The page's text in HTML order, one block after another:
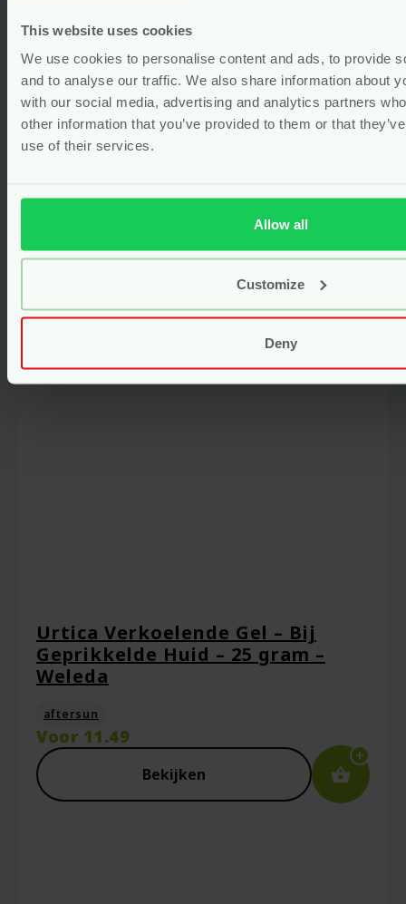
This website uses cookies
We use cookies to personalise content and ads, to provide
and to analyse our traffic. We also share information about
with our social media, advertising and analytics partners
other information that you’ve provided to them or that
use of their services.
Allow all
Customize
Deny
Zonnebrand Lotion SPF 30 – 500
nieuw vegan
Oorspronkelijke
was:
30.55
Huidige
€30.55.
Urtica Verkoelende Gel – Bij
Geprikkelde Huid – 25 gram –
Weleda
aftersun
Voor 11.49
Bekijken